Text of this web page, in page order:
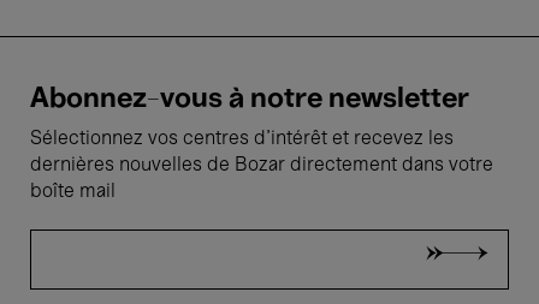
Abonnez-vous à notre newsletter
Sélectionnez vos centres d'intérêt et recevez les
dernières nouvelles de Bozar directement dans votre
boîte mail